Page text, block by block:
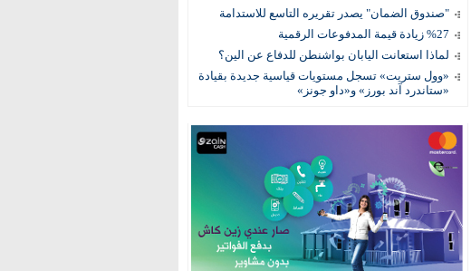
"صندوق الضمان" يصدر تقريره التاسع للاستدامة
%27 زيادة قيمة المدفوعات الرقمية
لماذا استعانت اليابان بواشنطن للدفاع عن الين؟
«وول ستريت» تسجل مستويات قياسية جديدة بقيادة
«ستاندرد آند بورز» و«داو جونز»